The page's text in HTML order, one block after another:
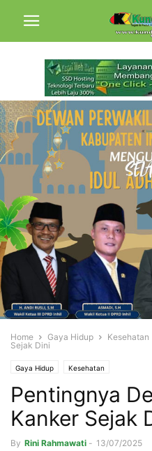
Home Gaya Hidup Kesehatan
Sejak Dini
Gaya Hidup Kesehatan
Pentingnya
Kanker Sejak
By Rini Rahmawati - 13/07/2025